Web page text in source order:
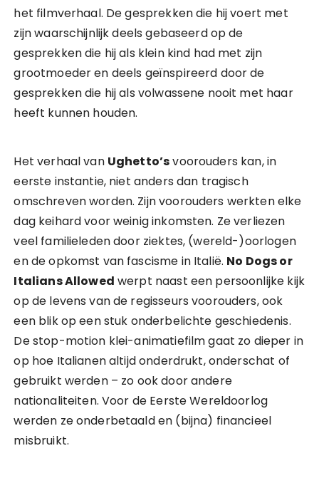
het filmverhaal. De gesprekken die hij voert met
zijn waarschijnlijk deels gebaseerd op de
gesprekken die hij als klein kind had met zijn
grootmoeder en deels geïnspireerd door de
gesprekken die hij als volwassene nooit met haar
heeft kunnen houden.
Het verhaal van Ughetto’svoorouders kan, in
eerste instantie, niet anders dan tragisch
omschreven worden. Zijn voorouders werkten elke
dag keihard voor weinig inkomsten. Ze verliezen
veel familieleden door ziektes, (wereld-)oorlogen
en de opkomst van fascisme in Italië. No Dogs or
Italians Allowed werpt naast een persoonlijke kijk
op de levens van de regisseurs voorouders, ook
een blik op een stuk onderbelichte geschiedenis.
De stop-motion klei-animatiefilm gaat zo dieper in
op hoe Italianen altijd onderdrukt, onderschat of
gebruikt werden – zo ook door andere
nationaliteiten. Voor de Eerste Wereldoorlog
werden ze onderbetaald en (bijna) financieel
misbruikt.